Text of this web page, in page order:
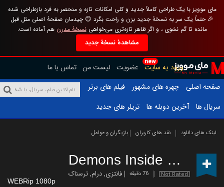
مای موویز با یک طراحی کاملاً جدید و کلی امکانات تازه و منحصر به فرد بازطراحی شده
🎉 حتماً یک سر به نسخهٔ جدید بزن و راحت بگرد 😊 چیدمان صفحهٔ اصلی مثل قبل
مانده تا گم نشوی ، و اگر ظاهر تازه‌تری می‌خواهینسخهٔ مدرن هم آماده است.
مشاهدهٔ نسخهٔ جدید
new
ورود به سایت عضویت لیست من تماس با ما
صفحه اصلی
چهره های مشهور
فیلم های برتر
سریال ها
آخرین دوبله ها تریلر های جدید
لینک های دانلود نقد های کاربران بازیگران و عوامل
Demons Inside Me (2019)
Not Rated 76 دقیقه فانتزی,درام,ترسناک
WEBRip 1080p